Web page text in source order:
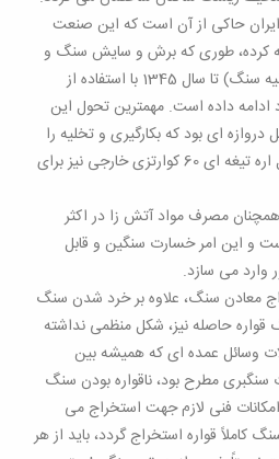
حاکی از آن است که این صنعت
کرده، طوری که برش و سایش سنگ و
خدمات مربوطه (بارگیری و تخلیه سنگ) تا سال 1345 با استفاده از
ادامه داده است. مهمترین تحول این
ای بود که بکارگیری و تخلیه را
ساده تر می کرد. در همین سال اره تیغه ای 60 کوارتزی خارجی نیز برای
همچنان مصرف مواد آتش زا در اکثر
و این امر خسارت سنگین و قابل
وارد می سازد.
معادن سنگ، علاوه بر خرد شدن سنگ
حاصله نیز، شکل منظمی نداشته
وسائل عمده ای که همیشه بین
سنگبری مطرح بود، ناقواره بودن سنگ
فنی لازم جهت استخراج می
قواره استخراج گردد، باید از هر